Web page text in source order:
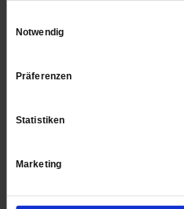
Notwendig
Präferenzen
Statistiken
Marketing